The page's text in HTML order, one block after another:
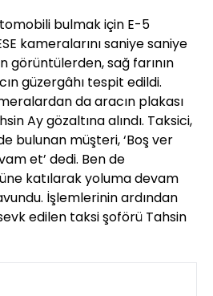
bulmak için E-5
kameralarını saniye saniye
görüntülerden, sağ farının
güzergâhı tespit edildi.
da aracın plakası
Ay gözaltına alındı. Taksici,
bulunan müşteri, ‘Boş ver
et’ dedi. Ben de
katılarak yoluma devam
İşlemlerinin ardından
edilen taksi şoförü Tahsin